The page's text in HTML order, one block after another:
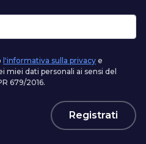
l'informativa sulla privacy e
dati personali ai sensi del
679/2016.
Registrati